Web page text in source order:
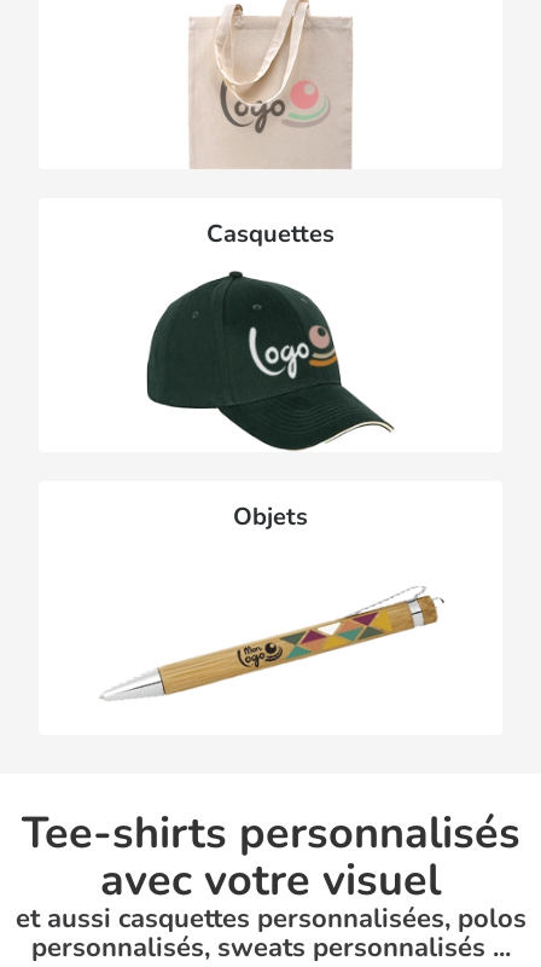
Casquettes
Objets
Tee-shirts personnalisés
avec votre visuel
et aussi casquettes personnalisées, polos
personnalisés, sweats personnalisés ...